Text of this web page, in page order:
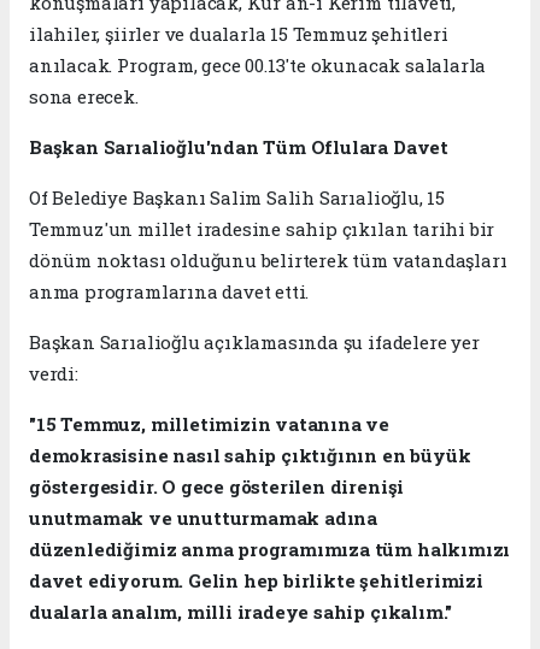
ilahiler, şiirler ve dualarla 15 Temmuz şehitleri
anılacak. Program, gece 00.13'te okunacak salalarla
sona erecek.
Başkan Sarıalioğlu'ndan Tüm Oflulara Davet
Of Belediye Başkanı Salim Salih Sarıalioğlu, 15
Temmuz'un millet iradesine sahip çıkılan tarihi bir
dönüm noktası olduğunu belirterek tüm vatandaşları
anma programlarına davet etti.
Başkan Sarıalioğlu açıklamasında şu ifadelere yer
verdi:
"15 Temmuz, milletimizin vatanına ve
demokrasisine nasıl sahip çıktığının en büyük
göstergesidir. O gece gösterilen direnişi
unutmamak ve unutturmamak adına
düzenlediğimiz anma programımıza tüm halkımızı
davet ediyorum. Gelin hep birlikte şehitlerimizi
dualarla analım, milli iradeye sahip çıkalım."